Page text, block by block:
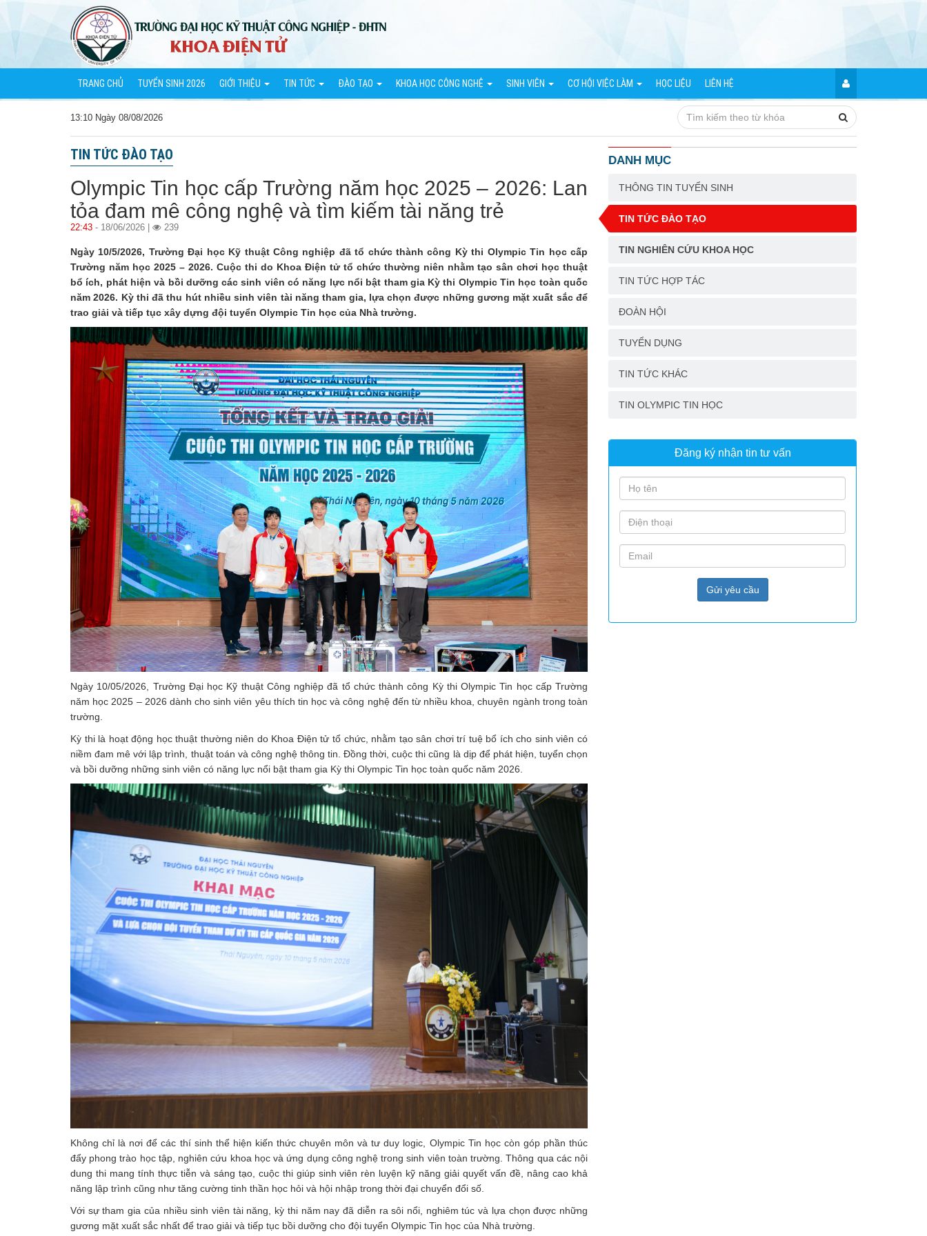
TRANG CHỦ TUYỂN SINH 2026 GIỚI THIỆU TIN TỨC ĐÀO TẠO KHOA HỌC CÔNG NGHỆ SINH VIÊN CƠ HỘI VIỆC LÀM HỌC LIỆU LIÊN HỆ
13:10 Ngày 08/08/2026
TIN TỨC ĐÀO TẠO
Olympic Tin học cấp Trường năm học 2025 – 2026: Lan
tỏa đam mê công nghệ và tìm kiếm tài năng trẻ
22:43 - 18/06/2026 | 239
Ngày 10/5/2026, Trường Đại học Kỹ thuật Công nghiệp đã tổ chức thành công Kỳ thi Olympic Tin học cấp
Trường năm học 2025 – 2026. Cuộc thi do Khoa Điện tử tổ chức thường niên nhằm tạo sân chơi học thuật
bổ ích, phát hiện và bồi dưỡng các sinh viên có năng lực nổi bật tham gia Kỳ thi Olympic Tin học toàn quốc
năm 2026. Kỳ thi đã thu hút nhiều sinh viên tài năng tham gia, lựa chọn được những gương mặt xuất sắc để
trao giải và tiếp tục xây dựng đội tuyển Olympic Tin học của Nhà trường.
Ngày 10/05/2026, Trường Đại học Kỹ thuật Công nghiệp đã tổ chức thành công Kỳ thi Olympic Tin học cấp Trường
năm học 2025 – 2026 dành cho sinh viên yêu thích tin học và công nghệ đến từ nhiều khoa, chuyên ngành trong toàn
trường.
Kỳ thi là hoạt động học thuật thường niên do Khoa Điện tử tổ chức, nhằm tạo sân chơi trí tuệ bổ ích cho sinh viên có
niềm đam mê với lập trình, thuật toán và công nghệ thông tin. Đồng thời, cuộc thi cũng là dịp để phát hiện, tuyển chọn
và bồi dưỡng những sinh viên có năng lực nổi bật tham gia Kỳ thi Olympic Tin học toàn quốc năm 2026.
Không chỉ là nơi để các thí sinh thể hiện kiến thức chuyên môn và tư duy logic, Olympic Tin học còn góp phần thúc
đẩy phong trào học tập, nghiên cứu khoa học và ứng dụng công nghệ trong sinh viên toàn trường. Thông qua các nội
dung thi mang tính thực tiễn và sáng tạo, cuộc thi giúp sinh viên rèn luyện kỹ năng giải quyết vấn đề, nâng cao khả
năng lập trình cũng như tăng cường tinh thần học hỏi và hội nhập trong thời đại chuyển đổi số.
Với sự tham gia của nhiều sinh viên tài năng, kỳ thi năm nay đã diễn ra sôi nổi, nghiêm túc và lựa chọn được những
gương mặt xuất sắc nhất để trao giải và tiếp tục bồi dưỡng cho đội tuyển Olympic Tin học của Nhà trường.
DANH MỤC
THÔNG TIN TUYỂN SINH
TIN TỨC ĐÀO TẠO
TIN NGHIÊN CỨU KHOA HỌC
TIN TỨC HỢP TÁC
ĐOÀN HỘI
TUYỂN DỤNG
TIN TỨC KHÁC
TIN OLYMPIC TIN HỌC
Đăng ký nhận tin tư vấn
Gửi yêu cầu